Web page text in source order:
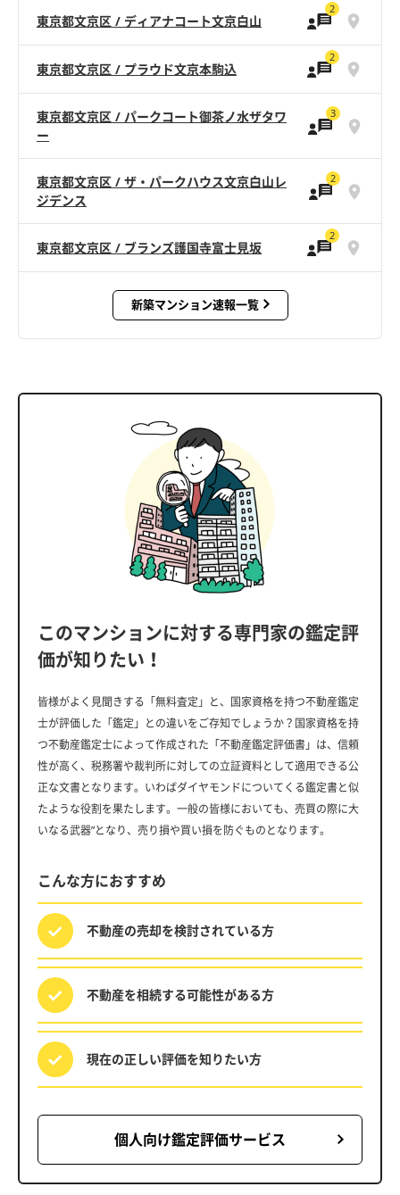
東京都文京区 / ディアナコート文京白山
2
東京都文京区 / プラウド文京本駒込
2
東京都文京区 / パークコート御茶ノ水ザタワ
ー
3
東京都文京区 / ザ・パークハウス文京白山レ
ジデンス
2
東京都文京区 / ブランズ護国寺富士見坂
2
新築マンション速報一覧
このマンションに対する専門家の鑑定評
価が知りたい！
皆様がよく見聞きする「無料査定」と、国家資格を持つ不動産鑑定
士が評価した「鑑定」との違いをご存知でしょうか？国家資格を持
つ不動産鑑定士によって作成された「不動産鑑定評価書」は、信頼
性が高く、税務署や裁判所に対しての立証資料として適用できる公
正な文書となります。いわばダイヤモンドについてくる鑑定書と似
たような役割を果たします。一般の皆様においても、売買の際に大
いなる武器”となり、売り損や買い損を防ぐものとなります。
こんな方におすすめ
不動産の売却を検討されている方
不動産を相続する可能性がある方
現在の正しい評価を知りたい方
個人向け鑑定評価サービス